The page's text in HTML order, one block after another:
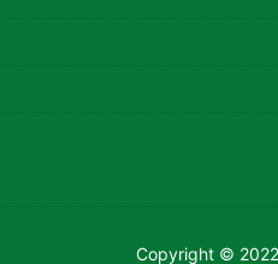
Copyright © 2022